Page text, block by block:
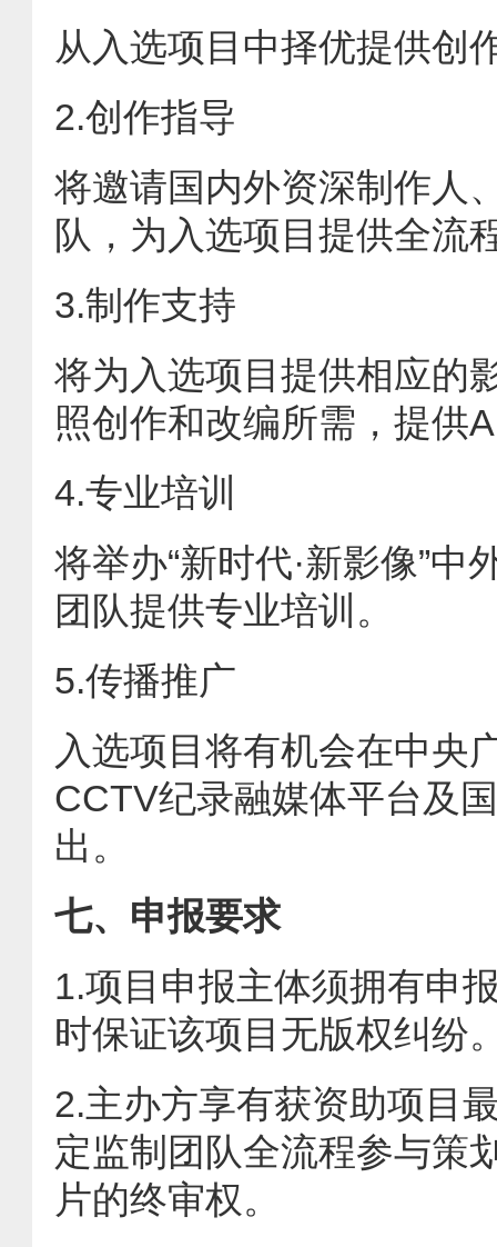
从入选项目中择优提供创
2.创作指导
将邀请国内外资深制作人
队，为入选项目提供全流
3.制作支持
将为入选项目提供相应的
照创作和改编所需，提供
4.专业培训
将举办“新时代·新影像”
团队提供专业培训。
5.传播推广
入选项目将有机会在中央
CCTV纪录融媒体平台及
出。
七、申报要求
1.项目申报主体须拥有申
时保证该项目无版权纠纷
2.主办方享有获资助项目
定监制团队全流程参与策
片的终审权。